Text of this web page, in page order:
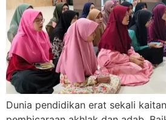
Dunia pendidikan erat sekali